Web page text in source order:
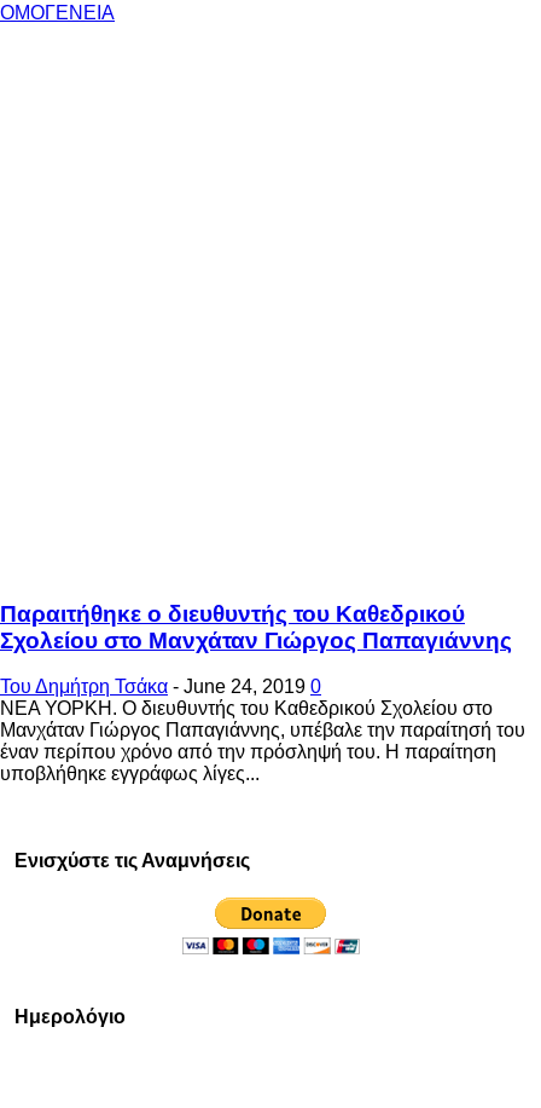
ΟΜΟΓΕΝΕΙΑ
Παραιτήθηκε ο διευθυντής του Καθεδρικού
Σχολείου στο Μανχάταν Γιώργος Παπαγιάννης
Του Δημήτρη Τσάκα - June 24, 2019 0
ΝΕΑ ΥΟΡΚΗ. Ο διευθυντής του Καθεδρικού Σχολείου στο
Μανχάταν Γιώργος Παπαγιάννης, υπέβαλε την παραίτησή του
έναν περίπου χρόνο από την πρόσληψή του. Η παραίτηση
υποβλήθηκε εγγράφως λίγες...
Ενισχύστε τις Αναμνήσεις
Ημερολόγιο